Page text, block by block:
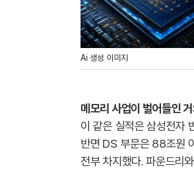
Ai 생성 이미지
메모리 사업이 벌어들인
이 같은 실적은 삼성전자
반면 DS 부문은 88조원
전부 차지했다. 파운드리